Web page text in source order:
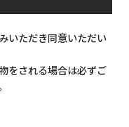
いただき同意いただい
をされる場合は必ずご